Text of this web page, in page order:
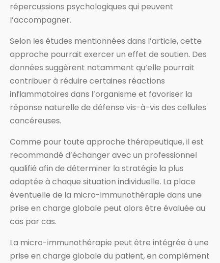
répercussions psychologiques qui peuvent
l’accompagner.
Selon les études mentionnées dans l’article, cette
approche pourrait exercer un effet de soutien. Des
données suggèrent notamment qu’elle pourrait
contribuer à réduire certaines réactions
inflammatoires dans l’organisme et favoriser la
réponse naturelle de défense vis-à-vis des cellules
cancéreuses.
Comme pour toute approche thérapeutique, il est
recommandé d’échanger avec un professionnel
qualifié afin de déterminer la stratégie la plus
adaptée à chaque situation individuelle. La place
éventuelle de la micro-immunothérapie dans une
prise en charge globale peut alors être évaluée au
cas par cas.
La micro-immunothérapie peut être intégrée à une
prise en charge globale du patient, en complément